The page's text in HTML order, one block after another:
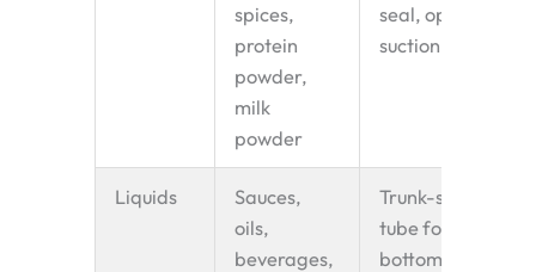
spices,
protein
powder,
milk
powder
seal, optional
suction port
Liquids
Sauces,
oils,
beverages,
Trunk-style
tube for
bottom-up fill